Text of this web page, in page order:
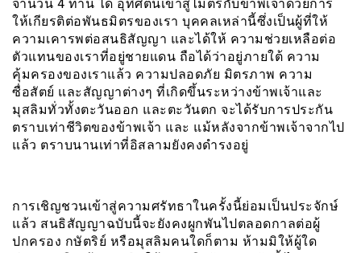
จำนวน 4 ท่าน ได้ อุทิศตนเข้าสู่ไมตรีกับข้าพเจ้าด้วยการ
ให้เกียรติต่อพันธมิตรของเรา บุคคลเหล่านี้ซึ่งเป็นผู้ที่ให้
ความเคารพต่อสนธิสัญญา และได้ให้ ความช่วยเหลือต่อ
ตัวแทนของเราที่อยู่ชายแดน ถือได้ว่าอยู่ภายใต้ ความ
คุ้มครองของเราแล้ว ความปลอดภัย มิตรภาพ ความ
ซื่อสัตย์ และสัญญาต่างๆ ที่เกิดขึ้นระหว่างข้าพเจ้าและ
มุสลิมทั่วทั้งตะวันออก และตะวันตก จะได้รับการประกัน
ตราบเท่าชีวิตของข้าพเจ้า และ แม้หลังจากข้าพเจ้าจากไป
แล้ว ตราบนานเท่าที่อิสลามยังคงดำรงอยู่
การเชิญชวนเข้าสู่ความศรัทธาในครั้งนี้ย่อมเป็นประจักษ์
แล้ว สนธิสัญญาฉบับนี้จะยังคงผูกพันไปตลอดกาลต่อผู้
ปกครอง กษัตริย์ หรือมุสลิมคนใดก็ตาม ห้ามมิให้ผู้ใด